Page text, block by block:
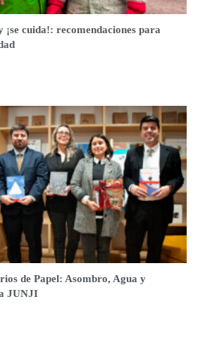
¡se cuida!: recomendaciones para
de Papel: Asombro, Agua y
JUNJI